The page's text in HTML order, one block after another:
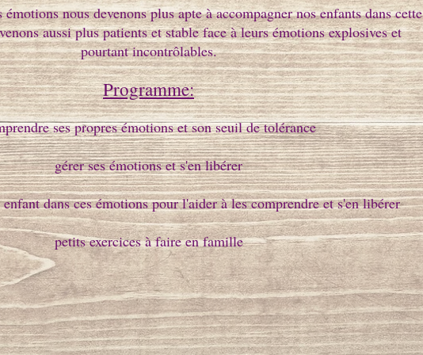
nous devenons plus apte à accompagner nos enfants dans cette
aussi plus patients et stable face à leurs émotions explosives et
pourtant incontrôlables.
Programme:
ses propres émotions et son seuil de tolérance
gérer ses émotions et s'en libérer
dans ces émotions pour l'aider à les comprendre et s'en libérer
petits exercices à faire en famille